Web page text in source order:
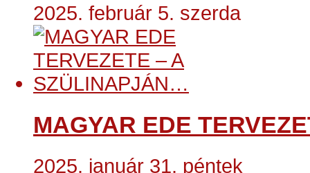
2025. február 5. szerda
MAGYAR EDE
2025. január 31. péntek